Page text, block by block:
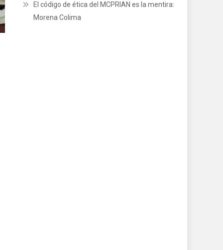
El código de ética del MCPRIAN es la mentira:
Morena Colima